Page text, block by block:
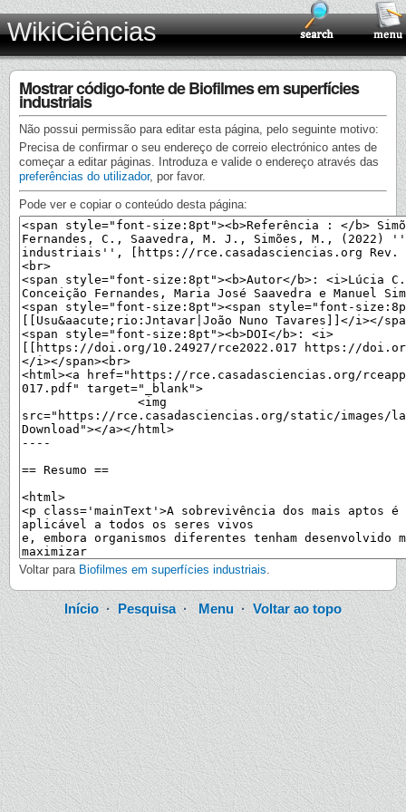
WikiCiências
Mostrar código-fonte de Biofilmes em superfícies
industriais
Não possui permissão para editar esta página, pelo seguinte motivo:
Precisa de confirmar o seu endereço de correio electrónico antes de
começar a editar páginas. Introduza e valide o endereço através das
preferências do utilizador, por favor.
Pode ver e copiar o conteúdo desta página:
Voltar para Biofilmes em superfícies industriais.
Início· Pesquisa·Menu · Voltar ao topo